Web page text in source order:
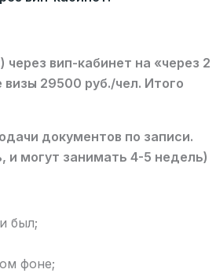
через вип-кабинет на «через 2
29500 руб./чел. Итого
документов по записи.
и могут занимать 4-5 недель)
был;
фоне;